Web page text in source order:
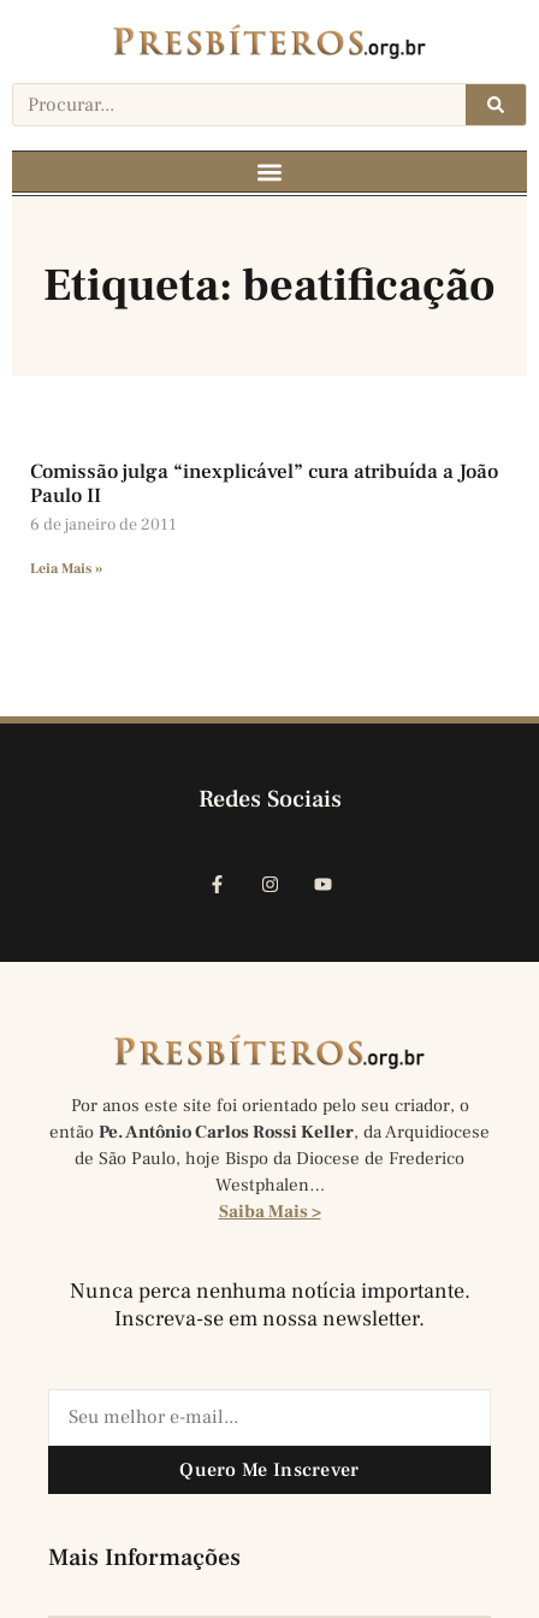
Etiqueta: beatificação
Comissão julga “inexplicável” cura atribuída a João
Paulo II
6 de janeiro de 2011
Leia Mais »
Redes Sociais
Por anos este site foi orientado pelo seu criador, o
então Pe. Antônio Carlos Rossi Keller, da Arquidiocese
de São Paulo, hoje Bispo da Diocese de Frederico
Westphalen…
Saiba Mais >
Nunca perca nenhuma notícia importante.
Inscreva-se em nossa newsletter.
Quero Me Inscrever
Mais Informações